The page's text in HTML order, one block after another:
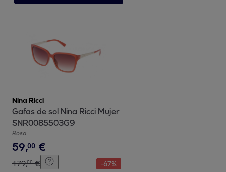
Nina Ricci
Gafas de sol Nina Ricci Mujer
SNR0085503G9
Rosa
59,00 €
179,00 € -67%